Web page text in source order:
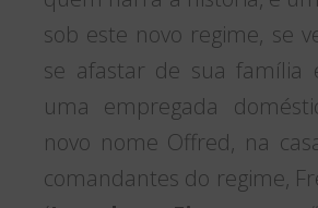
sob este novo regime, se
se afastar de sua família
uma empregada
novo nome Offred, na
comandantes do regime,